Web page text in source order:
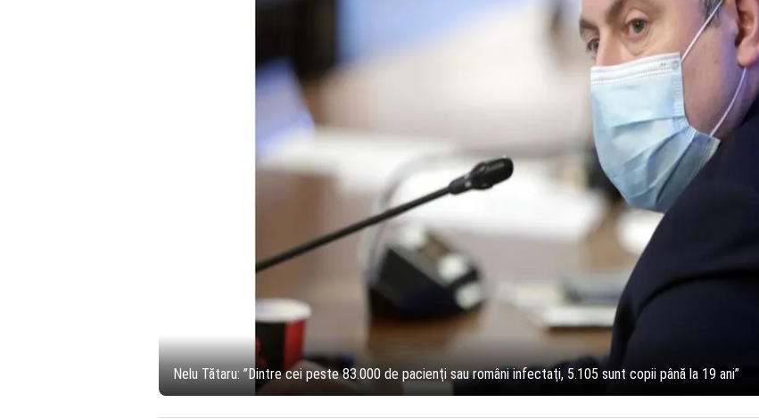
Nelu Tătaru: ”Dintre cei peste 83.000 de pacienţi sau români infectaţi, 5.105 sunt copii până la 19 ani”